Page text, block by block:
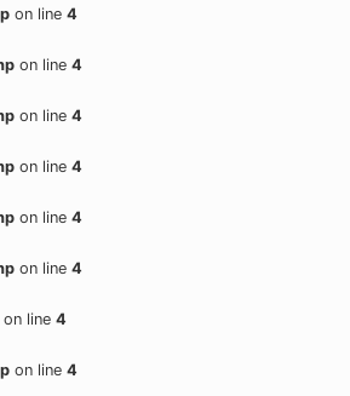
on line 4
on line 4
on line 4
on line 4
on line 4
on line 4
on line 4
on line 4